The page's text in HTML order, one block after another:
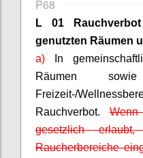
P68
L 01
genutzten Räumen
a)
In
Räumen
Freizeit-/
Rauchverbot.
gesetzlich
Raucherbereiche